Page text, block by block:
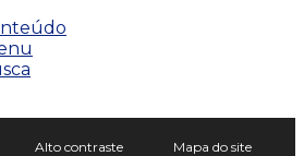
Alto contraste Mapa do site